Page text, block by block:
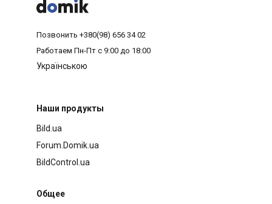



Позвонить +380(98) 656 34 02
Работаем Пн-Пт с 9:00 до 18:00
Українською
Наши продукты
Bild.ua
Forum.Domik.ua
BildControl.ua
Общее